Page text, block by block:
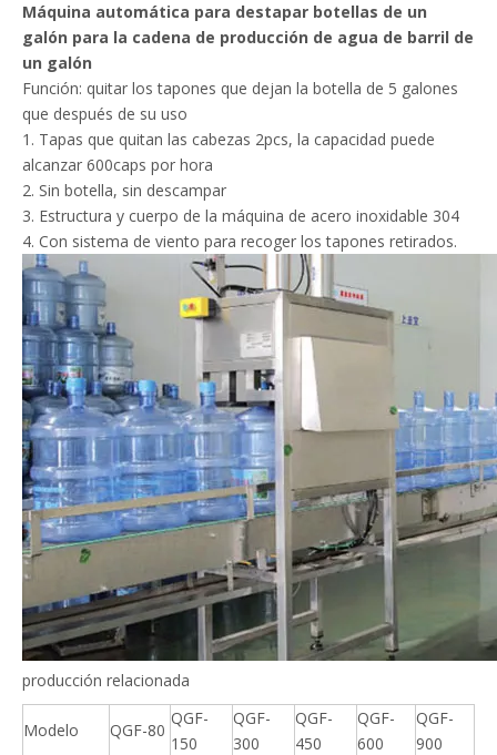
Máquina automática para destapar botellas de un
galón para la cadena de producción de agua de barril de
un galón
Función: quitar los tapones que dejan la botella de 5 galones
que después de su uso
1. Tapas que quitan las cabezas 2pcs, la capacidad puede
alcanzar 600caps por hora
2. Sin botella, sin descampar
3. Estructura y cuerpo de la máquina de acero inoxidable 304
4. Con sistema de viento para recoger los tapones retirados.
producción relacionada
Modelo QGF-80
QGF-
150
QGF-
300
QGF-
450
QGF-
600
QGF-
900